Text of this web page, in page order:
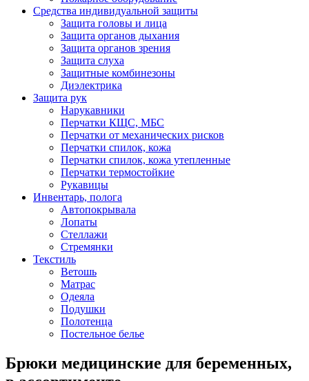
Средства индивидуальной защиты
Защита головы и лица
Защита органов дыхания
Защита органов зрения
Защита слуха
Защитные комбинезоны
Диэлектрика
Защита рук
Нарукавники
Перчатки КЩС, МБС
Перчатки от механических рисков
Перчатки спилок, кожа
Перчатки спилок, кожа утепленные
Перчатки термостойкие
Рукавицы
Инвентарь, полога
Автопокрывала
Лопаты
Стеллажи
Стремянки
Текстиль
Ветошь
Матрас
Одеяла
Подушки
Полотенца
Постельное белье
Брюки медицинские для беременных,